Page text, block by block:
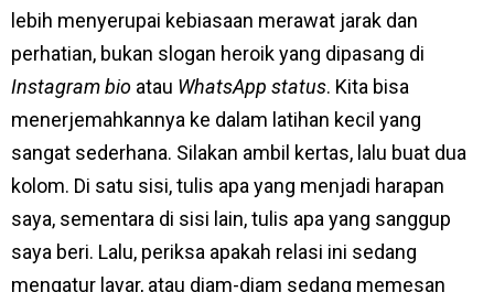
lebih menyerupai kebiasaan merawat jarak dan
perhatian, bukan slogan heroik yang dipasang di
Instagrambio atau WhatsApp status. Kita bisa
menerjemahkannya ke dalam latihan kecil yang
sangat sederhana. Silakan ambil kertas, lalu buat dua
kolom. Di satu sisi, tulis apa yang menjadi harapan
saya, sementara di sisi lain, tulis apa yang sanggup
saya beri. Lalu, periksa apakah relasi ini sedang
mengatur layar, atau diam-diam sedang memesan